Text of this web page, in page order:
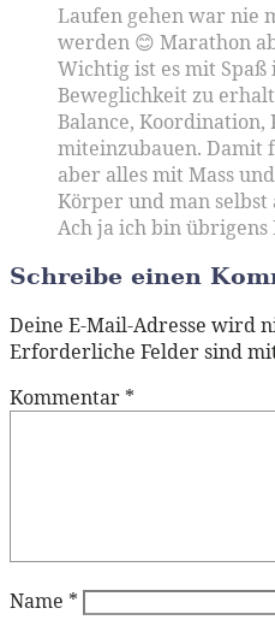
Laufen gehen war nie
werden 😊 Marathon
Wichtig ist es mit Spaß
Beweglichkeit zu
Balance, Koordination,
miteinzubauen.
aber alles mit Mass
Körper und man selbst
Ach ja ich bin
Schreibe einen
Deine E-Mail-Adresse wird
Erforderliche Felder sind
Kommentar *
Name *